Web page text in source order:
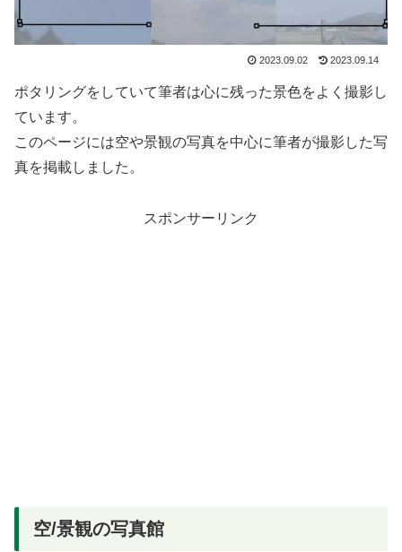
2023.09.02 2023.09.14
ポタリングをしていて筆者は心に残った景色をよく撮影し
ています。
このページには空や景観の写真を中心に筆者が撮影した写
真を掲載しました。
スポンサーリンク
空/景観の写真館